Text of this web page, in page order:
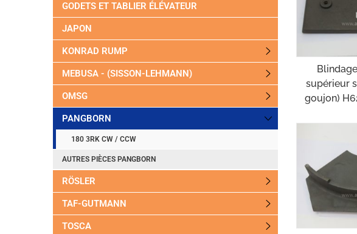
supérieur
goujon)
GODETS ET TABLIER ÉLÉVATEUR
JAPON
KONRAD RUMP
MEBUSA - (SISSON-LEHMANN)
OMSG
PANGBORN
180 3RK CW / CCW
AUTRES PIÈCES PANGBORN
RÖSLER
TAF-GUTMANN
TOSCA